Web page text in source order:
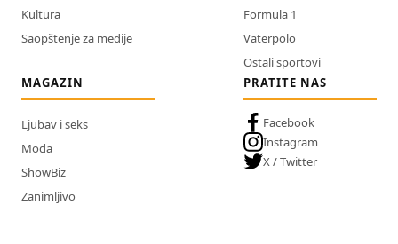
Kultura
Saopštenje za medije
Formula 1
Vaterpolo
Ostali sportovi
MAGAZIN
Ljubav i seks
Moda
ShowBiz
Zanimljivo
PRATITE NAS
Facebook
Instagram
X / Twitter